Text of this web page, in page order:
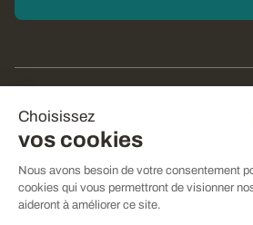
Choisissez
vos cookies
Nous avons besoin de votre consentement
cookies qui vous permettront de visionner
aideront à améliorer ce site.
Gestion des
CGV